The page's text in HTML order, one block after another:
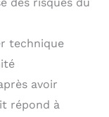
technique
avoir
répond à